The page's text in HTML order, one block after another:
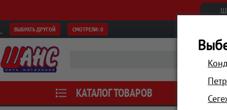
ВЫБРАТЬ ДРУГОЙ СМОТРЕЛИ:0
КАТАЛОГ ТОВАРОВ АКЦИИ